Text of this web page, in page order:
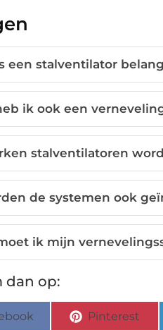
een stalventilator
ik ook een
stalventilatoren
de systemen ook
ik mijn
dan op:
Pinterest